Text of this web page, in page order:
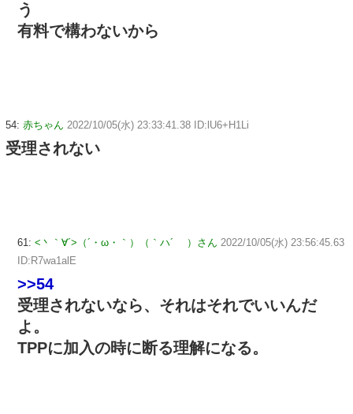
う
有料で構わないから
54: 赤ちゃん 2022/10/05(水) 23:33:41.38 ID:lU6+H1Li
受理されない
61: <丶｀∀´>（´・ω・｀）（｀ハ´ ）さん 2022/10/05(水) 23:56:45.63
ID:R7wa1alE
>>54
受理されないなら、それはそれでいいんだ
よ。
TPPに加入の時に断る理解になる。